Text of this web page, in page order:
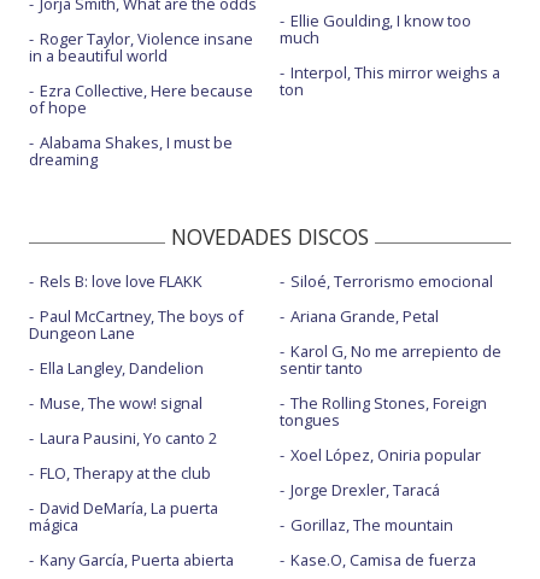
Roger Taylor, Violence insane
in a beautiful world
Ezra Collective, Here because
of hope
Alabama Shakes, I must be
dreaming
Ellie Goulding, I know too
much
Interpol, This mirror weighs a
ton
NOVEDADES DISCOS
Rels B: love love FLAKK
Paul McCartney, The boys of
Dungeon Lane
Ella Langley, Dandelion
Muse, The wow! signal
Laura Pausini, Yo canto 2
FLO, Therapy at the club
David DeMaría, La puerta
mágica
Kany García, Puerta abierta
Siloé, Terrorismo emocional
Ariana Grande, Petal
Karol G, No me arrepiento de
sentir tanto
The Rolling Stones, Foreign
tongues
Xoel López, Oniria popular
Jorge Drexler, Taracá
Gorillaz, The mountain
Kase.O, Camisa de fuerza